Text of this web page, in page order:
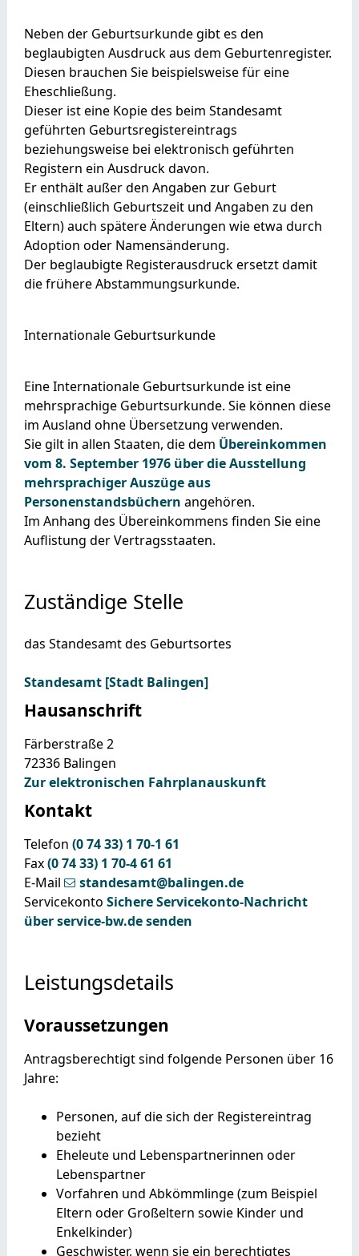
Neben der Geburtsurkunde gibt es den
beglaubigten Ausdruck aus dem Geburtenregister.
Diesen brauchen Sie beispielsweise für eine
Eheschließung.
Dieser ist eine Kopie des beim Standesamt
geführten Geburtsregistereintrags
beziehungsweise bei elektronisch geführten
Registern ein Ausdruck davon.
Er enthält außer den Angaben zur Geburt
(einschließlich Geburtszeit und Angaben zu den
Eltern) auch spätere Änderungen wie etwa durch
Adoption oder Namensänderung.
Der beglaubigte Registerausdruck ersetzt damit
die frühere Abstammungsurkunde.
Internationale Geburtsurkunde
Eine Internationale Geburtsurkunde ist eine
mehrsprachige Geburtsurkunde. Sie können diese
im Ausland ohne Übersetzung verwenden.
Sie gilt in allen Staaten, die dem Übereinkommen
vom 8. September 1976 über die Ausstellung
mehrsprachiger Auszüge aus
Personenstandsbüchern angehören.
Im Anhang des Übereinkommens finden Sie eine
Auflistung der Vertragsstaaten.
Zuständige Stelle
das Standesamt des Geburtsortes
Standesamt [Stadt Balingen]
Hausanschrift
Färberstraße 2
72336 Balingen
Zur elektronischen Fahrplanauskunft
Kontakt
Telefon (07433) 1 70-1 61
Fax(07433) 1 70-461 61
E-Mail
standesamt@balingen.de
Servicekonto Sichere Servicekonto-Nachricht
über service-bw.de senden
Leistungsdetails
Voraussetzungen
Antragsberechtigt sind folgende Personen über 16
Jahre:
Personen, auf die sich der Registereintrag
bezieht
Eheleute und Lebenspartnerinnen oder
Lebenspartner
Vorfahren und Abkömmlinge (zum Beispiel
Eltern oder Großeltern sowie Kinder und
Enkelkinder)
Geschwister, wenn sie ein berechtigtes